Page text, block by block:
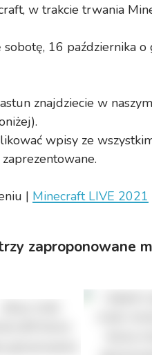
w trakcie trwania
16 października o
znajdziecie w naszym
wpisy ze
| Minecraft LIVE 2021
zaproponowane